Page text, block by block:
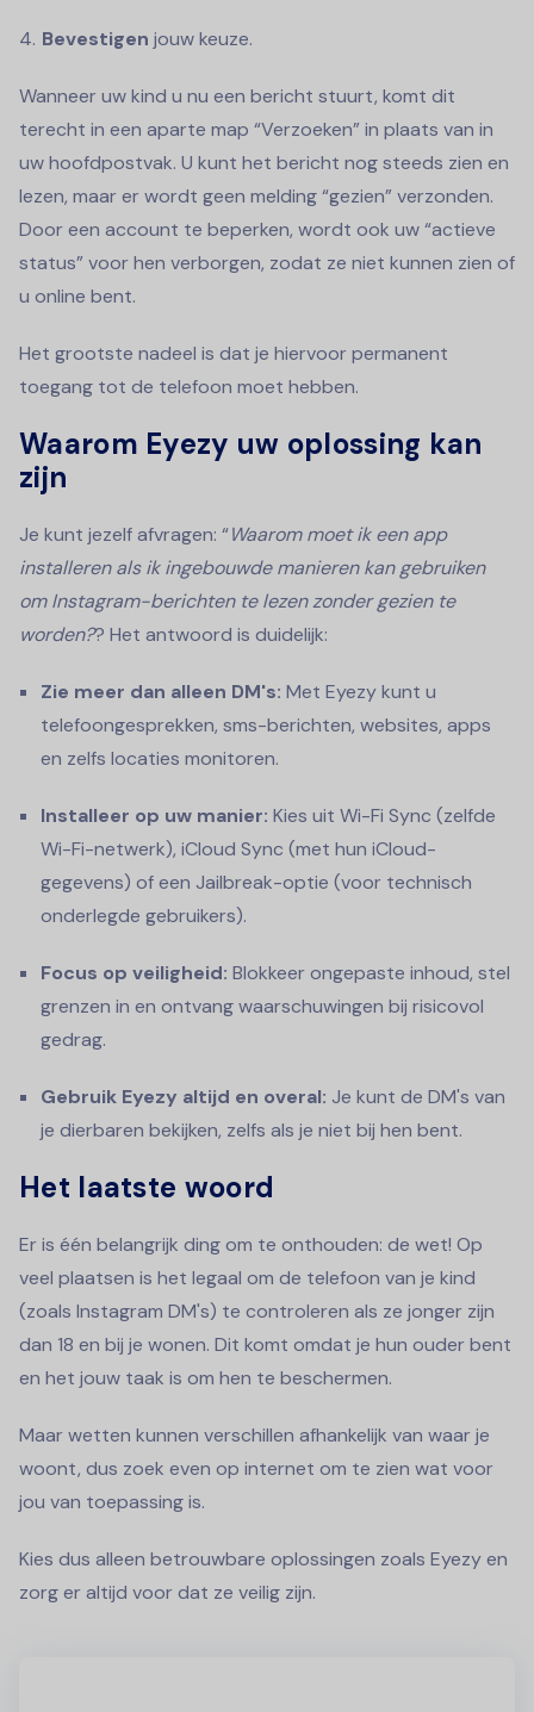
Bevestigen jouw keuze.
Wanneer uw kind u nu een bericht stuurt, komt dit
terecht in een aparte map “Verzoeken” in plaats van in
uw hoofdpostvak. U kunt het bericht nog steeds zien en
lezen, maar er wordt geen melding “gezien” verzonden.
Door een account te beperken, wordt ook uw “actieve
status” voor hen verborgen, zodat ze niet kunnen zien of
u online bent.
Het grootste nadeel is dat je hiervoor permanent
toegang tot de telefoon moet hebben.
Waarom Eyezy uw oplossing kan
zijn
Je kunt jezelf afvragen: “Waarom moet ik een app
installeren als ik ingebouwde manieren kan gebruiken
om Instagram-berichten te lezen zonder gezien te
worden?? Het antwoord is duidelijk:
Zie meer dan alleen DM's: Met Eyezy kunt u
telefoongesprekken, sms-berichten, websites, apps
en zelfs locaties monitoren.
Installeer op uw manier: Kies uit Wi-Fi Sync (zelfde
Wi-Fi-netwerk), iCloud Sync (met hun iCloud-
gegevens) of een Jailbreak-optie (voor technisch
onderlegde gebruikers).
Focus op veiligheid: Blokkeer ongepaste inhoud, stel
grenzen in en ontvang waarschuwingen bij risicovol
gedrag.
Gebruik Eyezy altijd en overal: Je kunt de DM's van
je dierbaren bekijken, zelfs als je niet bij hen bent.
Het laatste woord
Er is één belangrijk ding om te onthouden: de wet! Op
veel plaatsen is het legaal om de telefoon van je kind
(zoals Instagram DM's) te controleren als ze jonger zijn
dan 18 en bij je wonen. Dit komt omdat je hun ouder bent
en het jouw taak is om hen te beschermen.
Maar wetten kunnen verschillen afhankelijk van waar je
woont, dus zoek even op internet om te zien wat voor
jou van toepassing is.
Kies dus alleen betrouwbare oplossingen zoals Eyezy en
zorg er altijd voor dat ze veilig zijn.